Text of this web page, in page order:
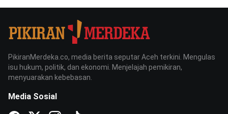
PikiranMerdeka.co, media berita seputar Aceh terkini. Mengulas
isu hukum, politik, dan ekonomi. Menjelajah pemikiran,
menyuarakan kebebasan.
Media Sosial